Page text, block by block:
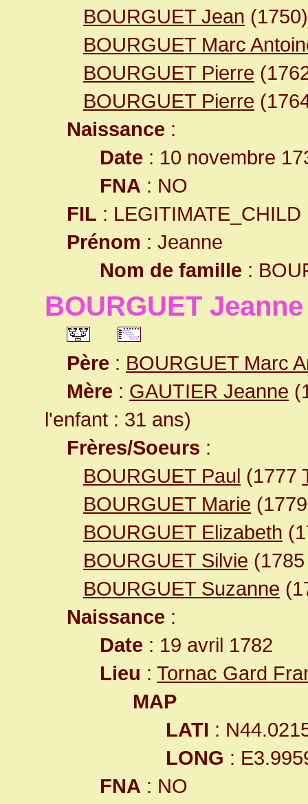
BOURGUET Jean (1750)
BOURGUET Marc
BOURGUET Pierre
BOURGUET Pierre
Naissance :
Date : 10 novembre
FNA : NO
FIL : LEGITIMATE_CHILD
Prénom : Jeanne
Nom de famille :
BOURGUET Jeanne
Père : BOURGUET Marc
Mère : GAUTIER Jeanne
l'enfant : 31 ans)
Frères/Soeurs :
BOURGUET Paul (1777
BOURGUET Marie
BOURGUET Elizabeth
BOURGUET Silvie
BOURGUET Suzanne
Naissance :
Date : 19 avril 1782
Lieu : Tornac Gard
MAP
LATI :
LONG :
FNA : NO